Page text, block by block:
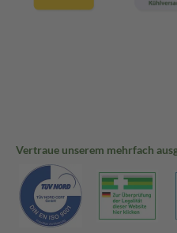
Vertraue unserem mehrfach